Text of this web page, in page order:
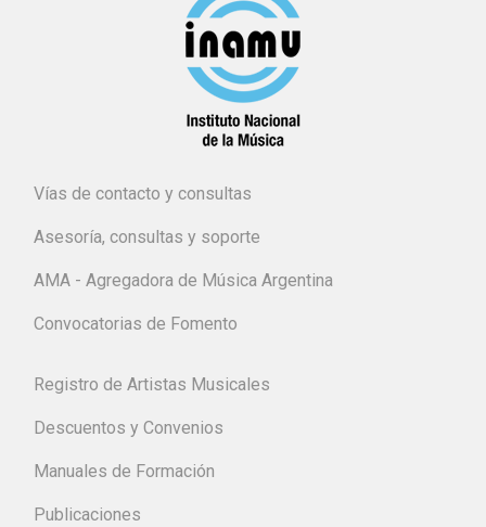
Vías de contacto y consultas
Asesoría, consultas y soporte
AMA - Agregadora de Música Argentina
Convocatorias de Fomento
Registro de Artistas Musicales
Descuentos y Convenios
Manuales de Formación
Publicaciones